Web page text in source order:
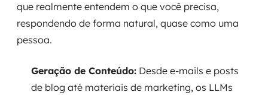
que realmente entendem o que você precisa,
respondendo de forma natural, quase como uma
pessoa.
Geração de Conteúdo: Desde e-mails e posts
de blog até materiais de marketing, os LLMs